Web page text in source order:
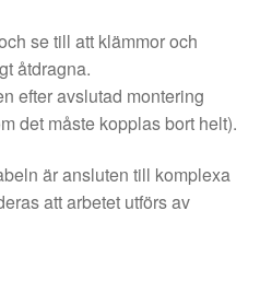
se till att klämmor och
åtdragna.
efter avslutad montering
det måste kopplas bort helt).
är ansluten till komplexa
att arbetet utförs av